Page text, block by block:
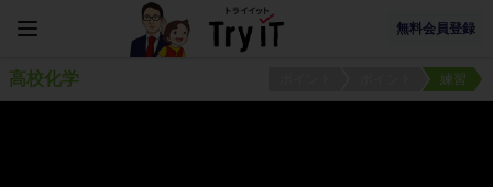
無料会員登録
高校化学 練習